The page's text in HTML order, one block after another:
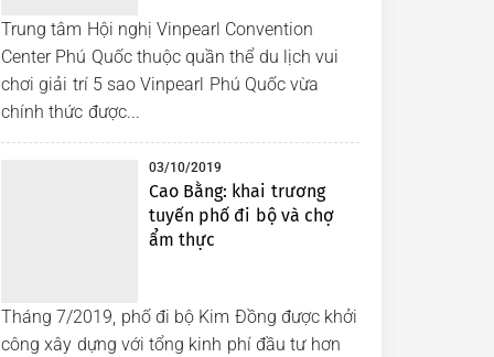
Trung tâm Hội nghị Vinpearl Convention
Center Phú Quốc thuộc quần thể du lịch vui
chơi giải trí 5 sao Vinpearl Phú Quốc vừa
chính thức được...
03/10/2019
Cao Bằng: khai trương
tuyến phố đi bộ và chợ
ẩm thực
Tháng 7/2019, phố đi bộ Kim Đồng được khởi
công xây dựng với tổng kinh phí đầu tư hơn